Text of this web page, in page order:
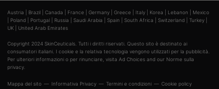
Austria Brazil Canada France Germany Greece Italy Korea Lebanon
Mexico
Poland Portugal Russia Saudi Arabia Spain South Africa Switzerland Turkey
UK
United Arab Emirates
Copyright 2024 SkinCeuticals. Tutti i diritti riservati. Questo sito è destinato ai
consumatori italiani. I cookie e la relativa tecnologia vengono utilizzati per la pubblicità.
Per ulteriori informazioni o per rinunciare, visita Ad Choices and our Norme sulla
privacy
Mappa del sito Informativa Privacy Termini e condizioni Cookie policy